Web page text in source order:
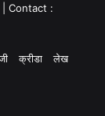
Contact :
क्रीडा
लेख